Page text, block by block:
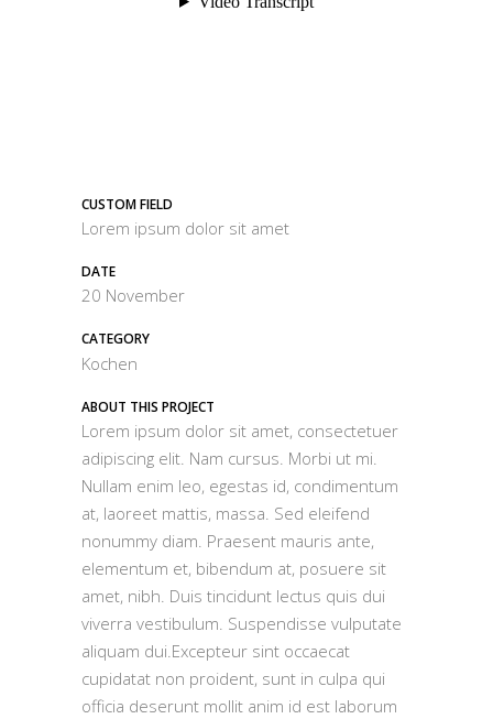
CUSTOM FIELD
Lorem ipsum dolor sit amet
DATE
20 November
CATEGORY
Kochen
ABOUT THIS PROJECT
Lorem ipsum dolor sit amet, consectetuer
adipiscing elit. Nam cursus. Morbi ut mi.
Nullam enim leo, egestas id, condimentum
at, laoreet mattis, massa. Sed eleifend
nonummy diam. Praesent mauris ante,
elementum et, bibendum at, posuere sit
amet, nibh. Duis tincidunt lectus quis dui
viverra vestibulum. Suspendisse vulputate
aliquam dui.Excepteur sint occaecat
cupidatat non proident, sunt in culpa qui
officia deserunt mollit anim id est laborum